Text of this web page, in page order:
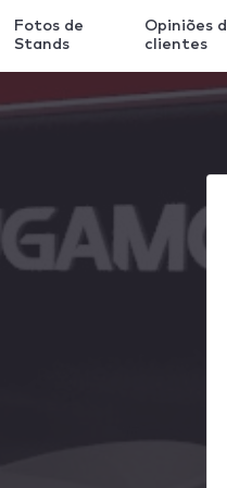
Fotos de
Stands
Opiniões
clientes